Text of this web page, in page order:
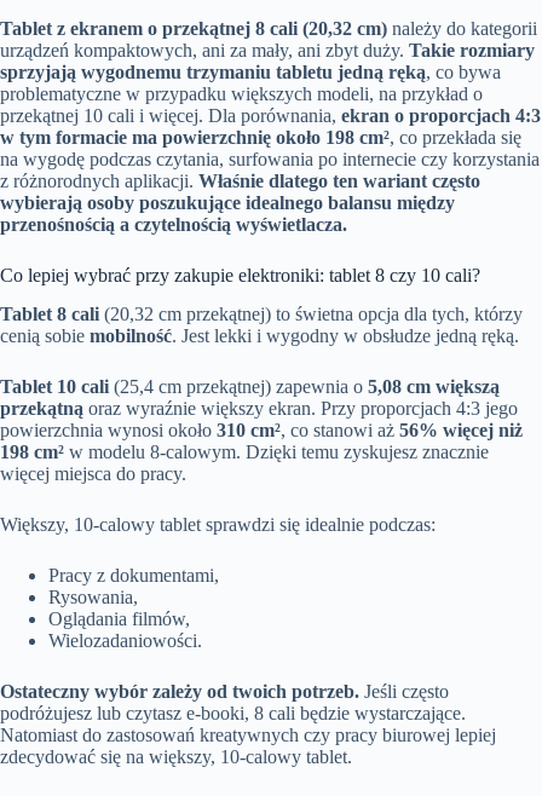
Tablet z ekranem o przekątnej 8 cali (20,32 cm) należy do kategorii
urządzeń kompaktowych, ani za mały, ani zbyt duży. Takie rozmiary
sprzyjają wygodnemu trzymaniu tabletu jedną ręką, co bywa
problematyczne w przypadku większych modeli, na przykład o
przekątnej 10 cali i więcej. Dla porównania, ekran o proporcjach 4:3
w tym formacie ma powierzchnię około 198 cm², co przekłada się
na wygodę podczas czytania, surfowania po internecie czy korzystania
z różnorodnych aplikacji. Właśnie dlatego ten wariant często
wybierają osoby poszukujące idealnego balansu między
przenośnością a czytelnością wyświetlacza.
Co lepiej wybrać przy zakupie elektroniki: tablet 8 czy 10 cali?
Tablet 8 cali (20,32 cm przekątnej) to świetna opcja dla tych, którzy
cenią sobie mobilność. Jest lekki i wygodny w obsłudze jedną ręką.
Tablet 10 cali (25,4 cm przekątnej) zapewnia o 5,08 cm większą
przekątną oraz wyraźnie większy ekran. Przy proporcjach 4:3 jego
powierzchnia wynosi około 310 cm², co stanowi aż 56% więcej niż
198 cm² w modelu 8-calowym. Dzięki temu zyskujesz znacznie
więcej miejsca do pracy.
Większy, 10-calowy tablet sprawdzi się idealnie podczas:
Pracy z dokumentami,
Rysowania,
Oglądania filmów,
Wielozadaniowości.
Ostateczny wybór zależy od twoich potrzeb. Jeśli często
podróżujesz lub czytasz e-booki, 8 cali będzie wystarczające.
Natomiast do zastosowań kreatywnych czy pracy biurowej lepiej
zdecydować się na większy, 10-calowy tablet.